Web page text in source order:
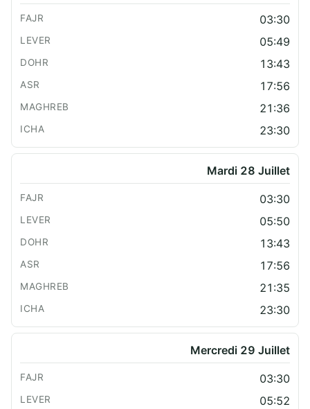
03:30
05:49
13:43
17:56
21:36
23:30
Mardi 28 Juillet
03:30
05:50
13:43
17:56
21:35
23:30
Mercredi 29 Juillet
03:30
05:52